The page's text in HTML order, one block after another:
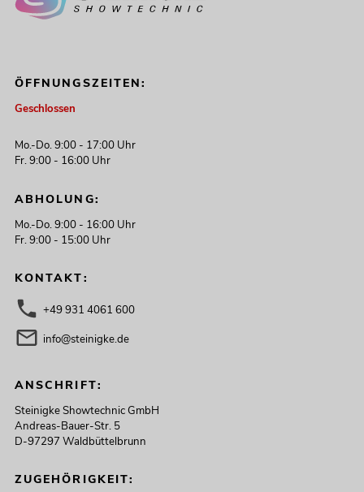
ÖFFNUNGSZEITEN:
Geschlossen
Mo.-Do. 9:00 - 17:00 Uhr
Fr. 9:00 - 16:00 Uhr
ABHOLUNG:
Mo.-Do. 9:00 - 16:00 Uhr
Fr. 9:00 - 15:00 Uhr
KONTAKT:
+49 931 4061 600
info@steinigke.de
ANSCHRIFT:
Steinigke Showtechnic GmbH
Andreas-Bauer-Str. 5
D-97297 Waldbüttelbrunn
ZUGEHÖRIGKEIT: